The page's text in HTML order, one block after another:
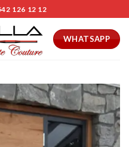
126 12 12
WHATSAPP